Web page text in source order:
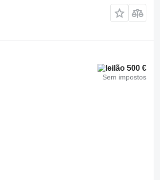
500 €
Sem impostos